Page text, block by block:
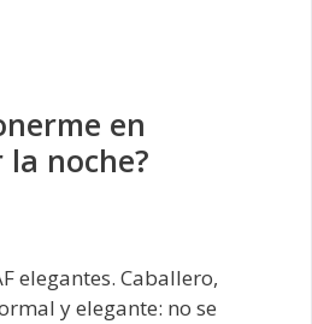
en
la noche?
elegantes. Caballero,
y elegante: no se